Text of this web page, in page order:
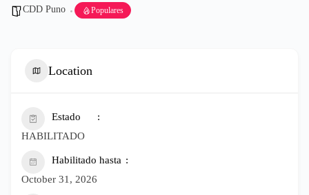
CDD Puno Populares
Location
Estado
HABILITADO
Habilitado hasta
October 31, 2026